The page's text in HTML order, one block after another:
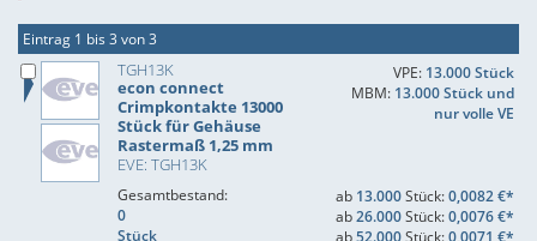
Eintrag 1 bis 3 von 3
TGH13K
econ connect
Crimpkontakte 13000
Stück für Gehäuse
Rastermaß 1,25 mm
EVE: TGH13K
VPE: 13.000 Stück
MBM: 13.000 Stück und
nur volle VE
Gesamtbestand:
0
Stück
ab 13.000Stück:0,0082 €*
ab26.000Stück:0,0076 €*
ab52.000Stück:0,0071 €*